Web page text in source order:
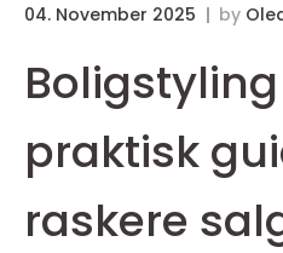
04. November 2025 by
Boligstyling
praktisk
raskere